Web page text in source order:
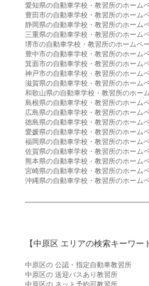
愛知県の自動車学校・教習所のホーム
豊田市の自動車学校・教習所のホーム
静岡県の自動車学校・教習所のホーム
三重県の自動車学校・教習所のホーム
堺市の自動車学校・教習所のホームペ
豊中市の自動車学校・教習所のホーム
箕面市の自動車学校・教習所のホーム
神戸市の自動車学校・教習所のホーム
滋賀県の自動車学校・教習所のホーム
和歌山県の自動車学校・教習所のホー
島根県の自動車学校・教習所のホーム
広島県の自動車学校・教習所のホーム
徳島県の自動車学校・教習所のホーム
愛媛県の自動車学校・教習所のホーム
福岡県の自動車学校・教習所のホーム
佐賀県の自動車学校・教習所のホーム
熊本県の自動車学校・教習所のホーム
宮崎県の自動車学校・教習所のホーム
沖縄県の自動車学校・教習所のホーム
【中原区 エリアの検索キーワ
中原区の 公認・指定自動車教習所
中原区の 送迎バスあり教習所
中原区の ネット予約可教習所